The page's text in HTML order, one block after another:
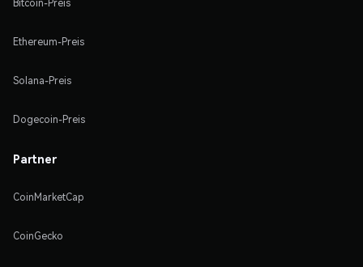
Bitcoin-Preis
Ethereum-Preis
Solana-Preis
Dogecoin-Preis
Partner
CoinMarketCap
CoinGecko